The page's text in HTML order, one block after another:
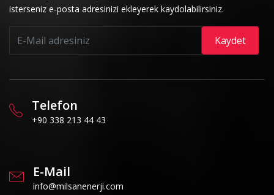
isterseniz e-posta adresinizi ekleyerek kaydolabilirsiniz.
Kaydet
Telefon
+90 338 213 44 43
E-Mail
info@milsanenerji.com